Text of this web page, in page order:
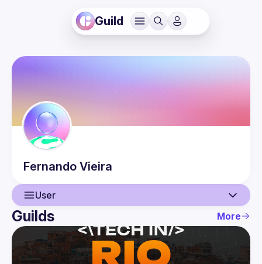
Guild
Fernando Vieira
User
User
Events
Guilds More